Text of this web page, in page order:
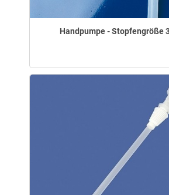
Handpumpe - Stopfengröße